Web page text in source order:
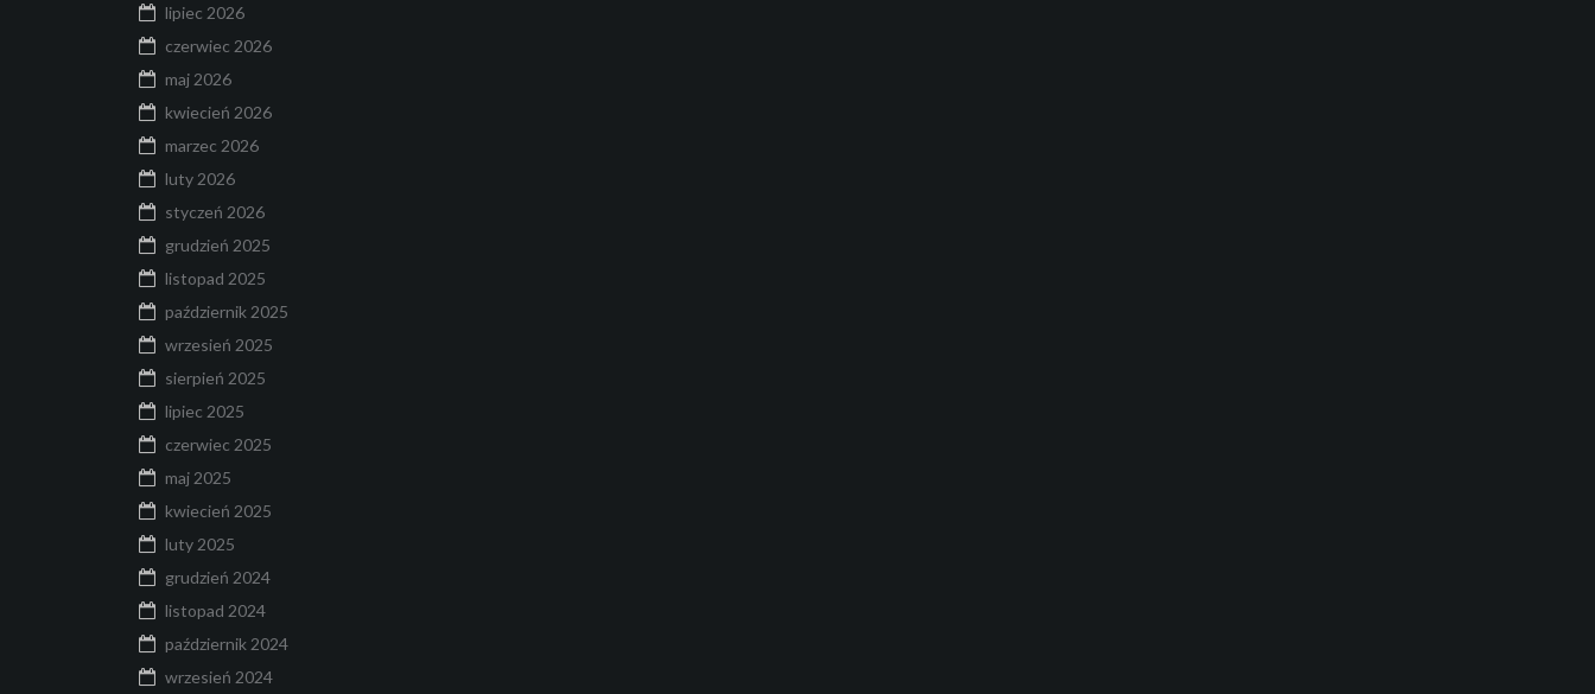
lipiec 2026
czerwiec 2026
maj 2026
kwiecień 2026
marzec 2026
luty 2026
styczeń 2026
grudzień 2025
listopad 2025
październik 2025
wrzesień 2025
sierpień 2025
lipiec 2025
czerwiec 2025
maj 2025
kwiecień 2025
luty 2025
grudzień 2024
listopad 2024
październik 2024
wrzesień 2024